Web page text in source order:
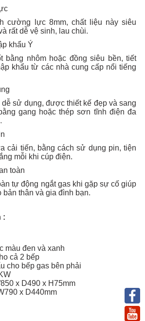
cường lực 8mm, chất liệu này siêu
rất dễ vệ sinh, lau chùi.
khẩu Ý
bằng nhôm hoặc đồng siêu bền, tiết
khẩu từ các nhà cung cấp nổi tiếng
dễ sử dụng, được thiết kế đẹp và sang
gang hoặc thép sơn tĩnh điện đa
cải tiến, bằng cách sử dụng pin, tiện
mỗi khi cúp điện.
toàn
tự động ngắt gas khi gặp sự cố giúp
bản thân và gia đình bạn.
:
màu đen và xanh
cả 2 bếp
cho bếp gas bên phải
x D490 x H75mm
x D440mm